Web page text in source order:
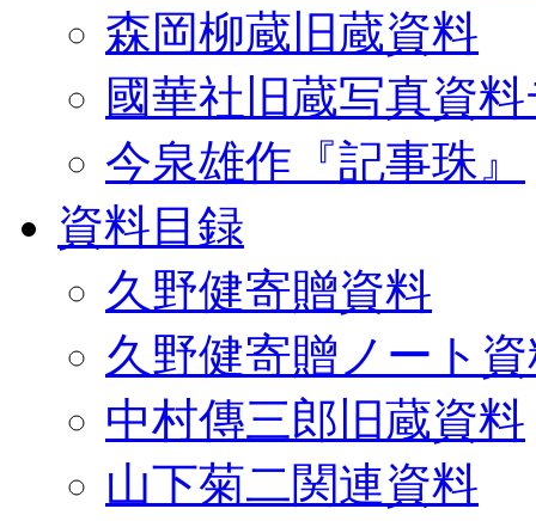
森岡柳蔵旧蔵資料
國華社旧蔵写真資
今泉雄作『記事珠』
資料目録
久野健寄贈資料
久野健寄贈ノート
中村傳三郎旧蔵資料
山下菊二関連資料